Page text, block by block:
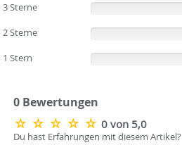
3 Sterne
2 Sterne
1 Stern
0 Bewertungen
0 von 5,0
Du hast Erfahrungen mit diesem Artikel?